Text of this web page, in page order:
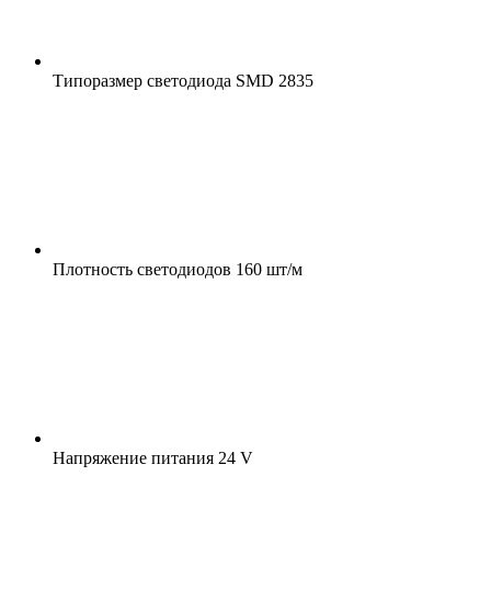
Типоразмер светодиода SMD 2835
Плотность светодиодов 160 шт/м
Напряжение питания 24 V